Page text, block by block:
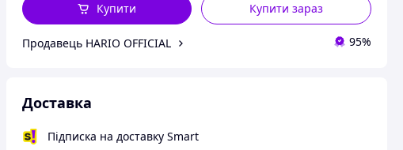
Купити зараз
Купити
Продавець HARIO OFFICIAL 95%
Доставка
Підписка на доставку Smart